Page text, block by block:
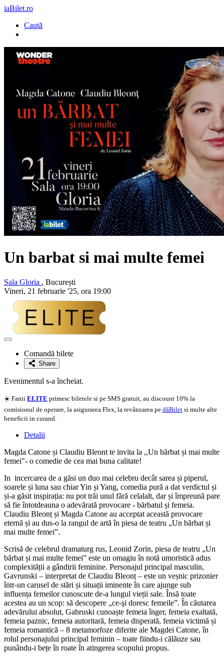
iaBilet.ro
Caută
Un barbat si mai multe femei
Sala Gloria , București
Vineri, 21 februarie '25, ora 19:00
Adaugă
favoriteComandă bilete
Share
Evenimentul s-a încheiat.
☀️ Fanii ELITE primesc biletele si pe SMS gratuit, au discount 10% la
comisionul de operare, la asigurarea Flex, la revânzarea pe dăBilet si multe alte
beneficii in curand.
Detalii
Magda Catone și Claudiu Bleont te invita la ,,Un bărbat și mai multe
femei"- o comedie de cea mai buna calitate!
In incercarea de a găsi un duo mai celebru decât sarea și piperul,
soarele și luna sau chiar Yin și Yang, comedia pură a dat verdictul și
și-a găsit inspirația: nu pot trăi unul fără celalalt, dar și împreună pare
să fie întotdeauna o adevărată provocare - bărbatul și femeia.
Claudiu Bleonț și Magda Catone au acceptat această provocare
eternă și au dus-o la rangul de artă în piesa de teatru „Un bărbat și
mai multe femei”.
Scrisă de celebrul dramaturg rus, Leonid Zorin, piesa de teatru „Un
bărbat și mai multe femei” este un omagiu în notă umoristică adus
complexității a gândirii feminine. Personajul principal masculin,
Gavrunski – interpretat de Claudiu Bleonț – este un veșnic prizonier
într-un carusel de stări și situații iminente în care ajunge sub
influența femeilor cunoscute de-a lungul vieții sale. Însă toate
acestea au un scop: să descopere „ce-şi doresc femeile”. În căutarea
adevărului absolut, Gabruski cunoaște femeia înger, femeia exaltată,
femeia paznic, femeia autoritară, femeia disperată, femeia victimă și
femeia romantică – 8 metamorfoze diferite ale Magdei Catone, în
rolul personajului principal feminin – toate fiindu-i călăuze sau
punându-i bețe în roate în atingerea scopului propus.